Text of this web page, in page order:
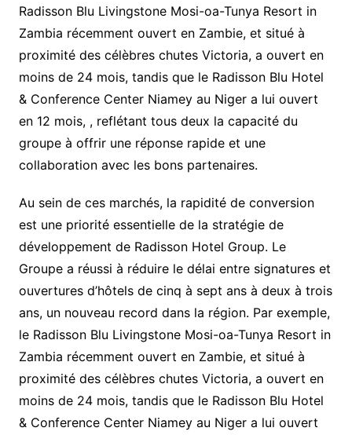
Radisson Blu Livingstone Mosi-oa-Tunya Resort in
Zambia récemment ouvert en Zambie, et situé à
proximité des célèbres chutes Victoria, a ouvert en
moins de 24 mois, tandis que le Radisson Blu Hotel
& Conference Center Niamey au Niger a lui ouvert
en 12 mois, , reflétant tous deux la capacité du
groupe à offrir une réponse rapide et une
collaboration avec les bons partenaires.
Au sein de ces marchés, la rapidité de conversion
est une priorité essentielle de la stratégie de
développement de Radisson Hotel Group. Le
Groupe a réussi à réduire le délai entre signatures et
ouvertures d’hôtels de cinq à sept ans à deux à trois
ans, un nouveau record dans la région. Par exemple,
le Radisson Blu Livingstone Mosi-oa-Tunya Resort in
Zambia récemment ouvert en Zambie, et situé à
proximité des célèbres chutes Victoria, a ouvert en
moins de 24 mois, tandis que le Radisson Blu Hotel
& Conference Center Niamey au Niger a lui ouvert